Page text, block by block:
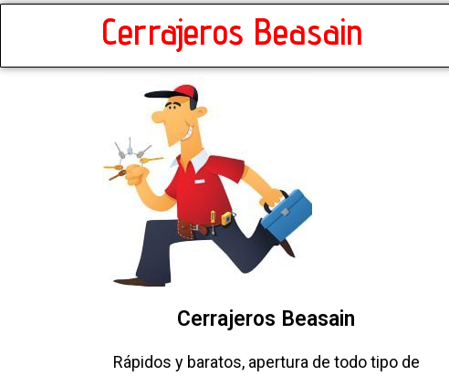
Cerrajeros Beasain
Cerrajeros Beasain
Rápidos y baratos, apertura de todo tipo de